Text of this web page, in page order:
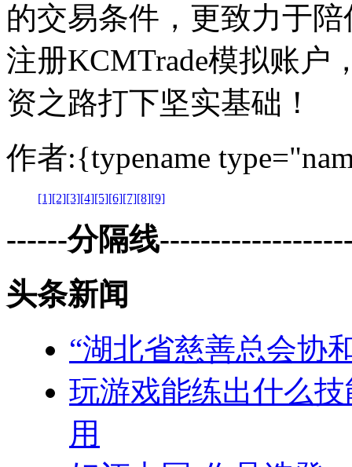
的交易条件，更致力于
注册KCMTrade模拟账户
资之路打下坚实基础！
作者:{typename
[1][2][3][4][5][6][7][8][9]
------分隔线
头条新闻
“湖北省慈善总会协
玩游戏能练出什么
用